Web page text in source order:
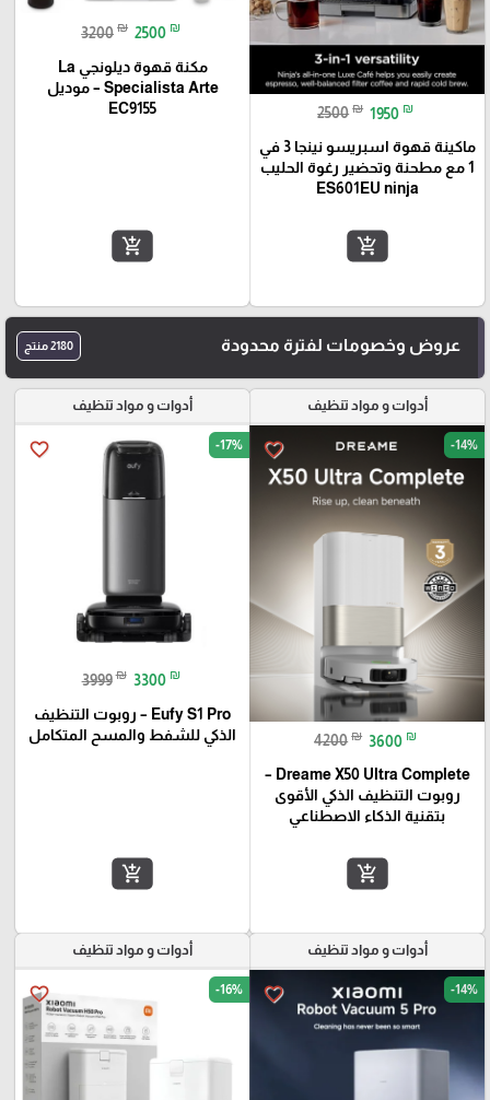
2500 ₪ 1950 ₪
ماكينة قهوة اسبريسو نينجا 3 في
1 مع مطحنة وتحضير رغوة الحليب
ES601EU ninja
add_shopping_cart
3200 ₪ 2500 ₪
مكنة قهوة ديلونجي La
Specialista Arte – موديل
EC9155
add_shopping_cart
عروض وخصومات لفترة محدودة 2180 منتج
أدوات و مواد تنظيف
favorite_border -14%
4200 ₪ 3600 ₪
Dreame X50 Ultra Complete –
روبوت التنظيف الذكي الأقوى
بتقنية الذكاء الاصطناعي
add_shopping_cart
أدوات و مواد تنظيف
favorite_border -17%
3999 ₪ 3300 ₪
Eufy S1 Pro – روبوت التنظيف
الذكي للشفط والمسح المتكامل
add_shopping_cart
أدوات و مواد تنظيف
favorite_border -14%
أدوات و مواد تنظيف
favorite_border -16%